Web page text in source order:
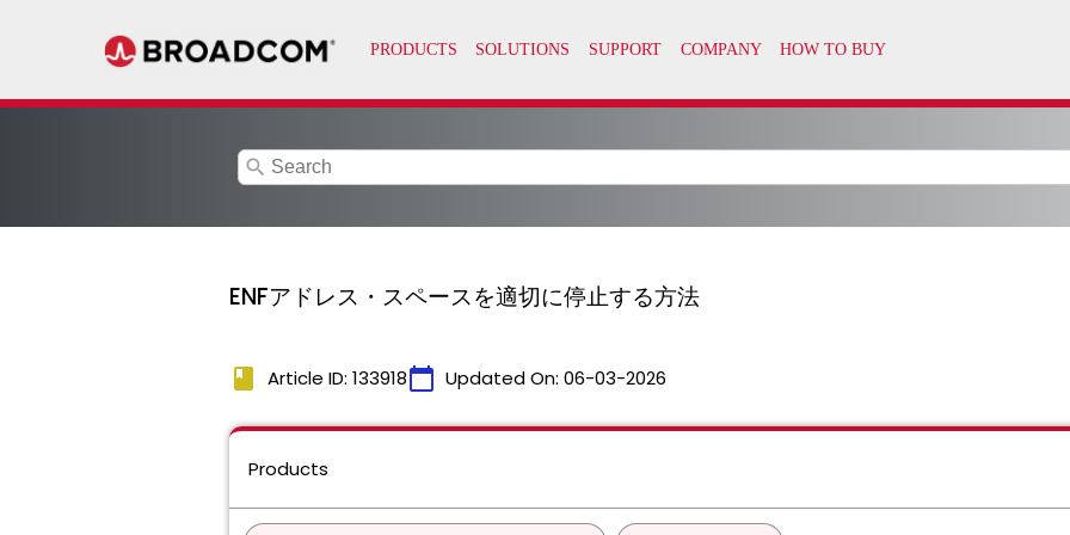
search
ENFアドレス・スペースを適切に停止する方法
book Article ID: 133918calendar_today Updated On: 06-03-2026
Products